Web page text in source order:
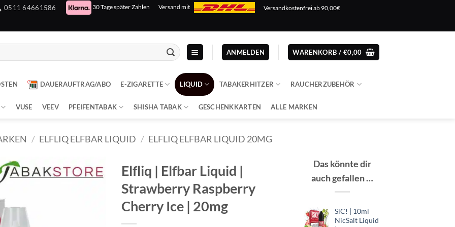
0511 64661586 30 Tage später Zahlen Versand mit Versandkostenfrei ab 90,00€
ANMELDEN WARENKORB / €0,00
DAUERAUFTRAG/ABO E-ZIGARETTE LIQUID TABAKERHITZER RAUCHERZUBEHÖR
VUSE VEEV PFEIFENTABAK SHISHA TABAK GESCHENKKARTEN ALLE MARKEN
/ ELFLIQ ELFBAR LIQUID / ELFLIQ ELFBAR LIQUID 20MG
Elfliq | Elfbar Liquid |
Strawberry Raspberry
Cherry Ice | 20mg
Das könnte dir
auch gefallen …
SiC! | 10ml
NicSalt Liquid